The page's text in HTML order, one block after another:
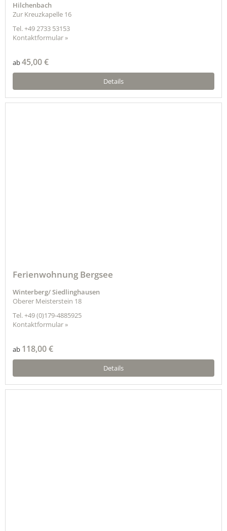
Hilchenbach
Zur Kreuzkapelle 16
Tel.+49 2733 53153
Kontaktformular »
ab45,00 €
Details
Ferienwohnung Bergsee
Winterberg/ Siedlinghausen
Oberer Meisterstein 18
Tel. +49 (0)179-4885925
Kontaktformular »
ab 118,00 €
Details